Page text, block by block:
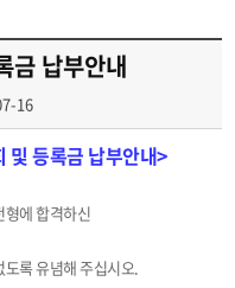
금 납부안내
16
및 등록금 납부안내>
에 합격하신
록 유념해 주십시오.